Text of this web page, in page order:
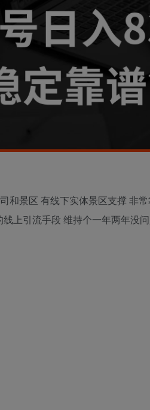
和景区 有线下实体景区支撑 非
线上引流手段 维持个一年两年没